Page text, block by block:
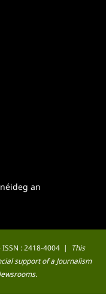
an
: 2418-4004 |
This
support of a Journalism